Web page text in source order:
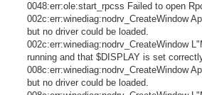
0048:err:ole:start_rpcss Failed to open
002c:err:winediag:nodrv_CreateWindow
but no driver could be loaded.
002c:err:winediag:nodrv_CreateWindow
running and that $DISPLAY is set
008c:err:winediag:nodrv_CreateWindow
but no driver could be loaded.